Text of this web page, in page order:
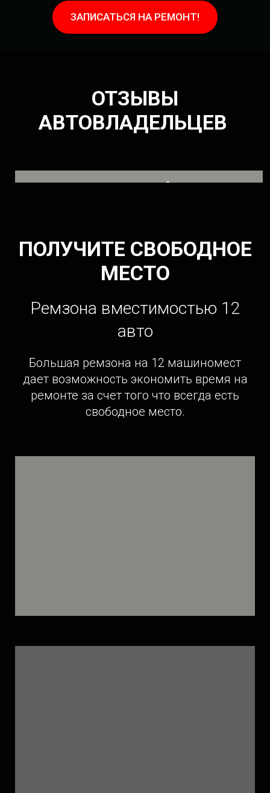
ЗАПИСАТЬСЯ НА РЕМОНТ!
ОТЗЫВЫ
АВТОВЛАДЕЛЬЦЕВ
Александр
ПОЛУЧИТЕ СВОБОДНОЕ
МЕСТО
Ремзона вместимостью 12
авто
Большая ремзона на 12 машиномест
дает возможность экономить время на
ремонте за счет того что всегда есть
свободное место.